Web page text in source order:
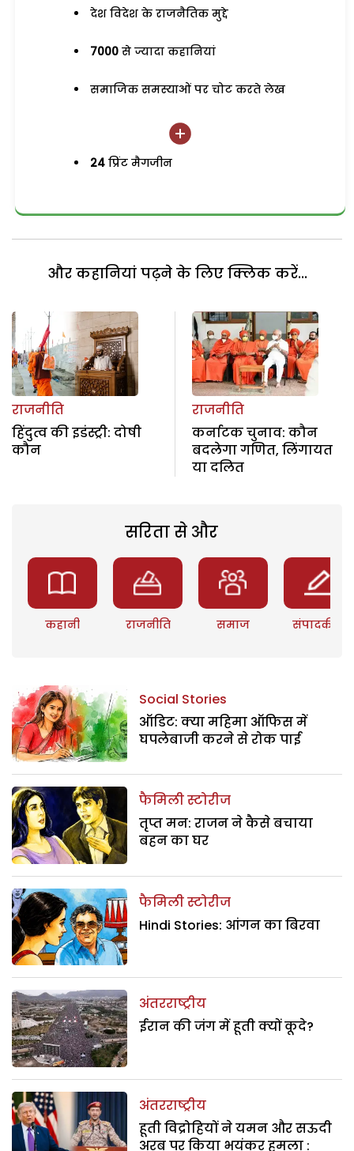
देश विदेश के राजनैतिक मुद्दे
7000 से ज्यादा कहानियां
समाजिक समस्याओं पर चोट करते लेख
24 प्रिंट मैगजीन
और कहानियां पढ़ने के लिए क्लिक करें...
राजनीति
हिंदुत्व की इडंस्ट्री: दोषी
कौन
राजनीति
कर्नाटक चुनाव: कौन
बदलेगा गणित, लिंगायत
या दलित
सरिता से और
कहानी राजनीति समाज संपादकीय
Social Stories
ऑडिट: क्या महिमा ऑफिस में
घपलेबाजी करने से रोक पाई
फैमिली स्टोरीज
तृप्त मन: राजन ने कैसे बचाया
बहन का घर
फैमिली स्टोरीज
Hindi Stories: आंगन का बिरवा
अंतरराष्ट्रीय
ईरान की जंग में हूती क्यों कूदे?
अंतरराष्ट्रीय
हूती विद्रोहियों ने यमन और सऊदी
अरब पर किया भयंकर हमला :